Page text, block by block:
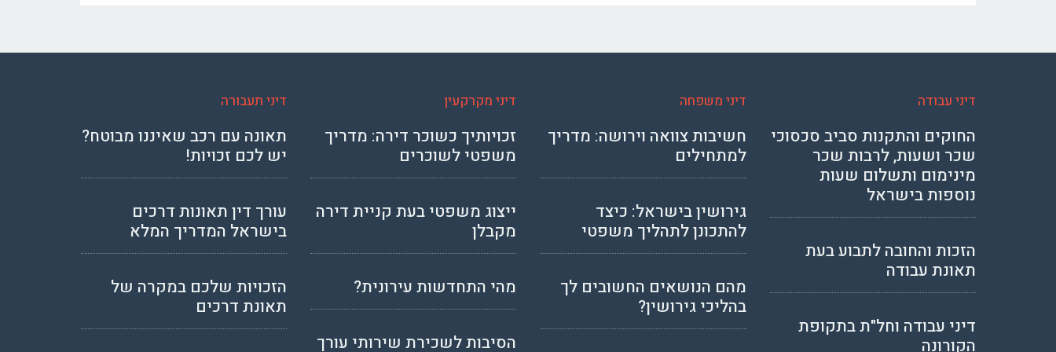
דיני עבודה
החוקים והתקנות סביב סכסוכי
שכר ושעות, לרבות שכר
מינימום ותשלום שעות
נוספות בישראל
הזכות והחובה לתבוע בעת
תאונת עבודה
דיני עבודה וחל"ת בתקופת
הקורונה
דיני משפחה
חשיבות צוואה וירושה: מדריך
למתחילים
גירושין בישראל: כיצד
להתכונן לתהליך משפטי
מהם הנושאים החשובים לך
בהליכי גירושין?
דיני מקרקעין
זכויותיך כשוכר דירה: מדריך
משפטי לשוכרים
ייצוג משפטי בעת קניית דירה
מקבלן
מהי התחדשות עירונית?
הסיבות לשכירת שירותי עורך
דיני תעבורה
תאונה עם רכב שאיננו מבוטח?
יש לכם זכויות!
עורך דין תאונות דרכים
בישראל המדריך המלא
הזכויות שלכם במקרה של
תאונת דרכים